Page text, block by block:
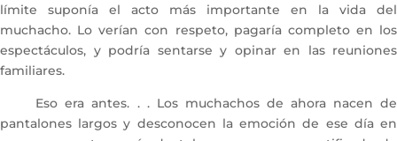
límite suponía el acto más importante en la vida del
muchacho. Lo verían con respeto, pagaría completo en los
espectáculos, y podría sentarse y opinar en las reuniones
familiares.
Eso era antes. . . Los muchachos de ahora nacen de
pantalones largos y desconocen la emoción de ese día en